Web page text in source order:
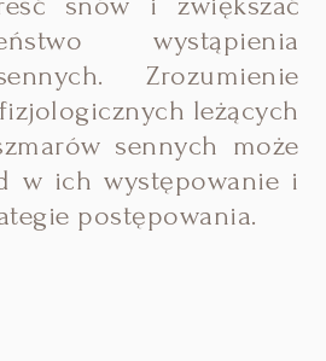
wystąpienia
Zrozumienie
leżących
sennych może
w ich występowanie i
postępowania.